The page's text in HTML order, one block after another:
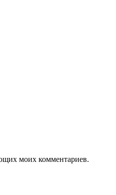
моих комментариев.